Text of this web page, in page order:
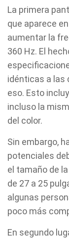
La primera
que aparece
aumentar la
360 Hz. El
idénticas a las
eso. Esto
incluso la
del color.
Sin embargo,
potenciales
el tamaño de
de 27 a 25
algunas
poco más
En segundo